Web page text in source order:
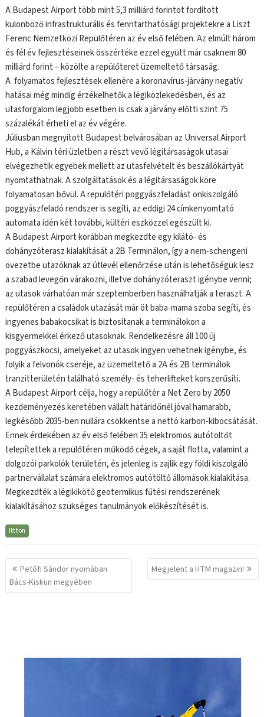
A Budapest Airport több mint 5,3 milliárd forintot fordított
különböző infrastrukturális és fenntarthatósági projektekre a Liszt
Ferenc Nemzetközi Repülőtéren az év első felében. Az elmúlt három
és fél év fejlesztéseinek összértéke ezzel együtt már csaknem 80
milliárd forint – közölte a repülőteret üzemeltető társaság.
A folyamatos fejlesztések ellenére a koronavírus-járvány negatív
hatásai még mindig érzékelhetők a légiközlekedésben, és az
utasforgalom legjobb esetben is csak a járvány előtti szint 75
százalékát érheti el az év végére.
Júliusban megnyitott Budapest belvárosában az Universal Airport
Hub, a Kálvin téri üzletben a részt vevő légitársaságok utasai
elvégezhetik egyebek mellett az utasfelvételt és beszállókártyát
nyomtathatnak. A szolgáltatások és a légitársaságok köre
folyamatosan bővül. A repülőtéri poggyászfeladást önkiszolgáló
poggyászfeladó rendszer is segíti, az eddigi 24 címkenyomtató
automata idén két további, kültéri eszközzel egészült ki.
A Budapest Airport korábban megkezdte egy kilátó- és
dohányzóterasz kialakítását a 2B Terminálon, így a nem-schengeni
övezetbe utazóknak az útlevél ellenőrzése után is lehetőségük lesz
a szabad levegőn várakozni, illetve dohányzóteraszt igénybe venni;
az utasok várhatóan már szeptemberben használhatják a teraszt. A
repülőtéren a családok utazását már öt baba-mama szoba segíti, és
ingyenes babakocsikat is biztosítanak a terminálokon a
kisgyermekkel érkező utasoknak. Rendelkezésre áll 100 új
poggyászkocsi, amelyeket az utasok ingyen vehetnek igénybe, és
folyik a felvonók cseréje, az üzemeltető a 2A és 2B terminálok
tranzitterületén található személy- és teherlifteket korszerűsíti.
A Budapest Airport célja, hogy a repülőtér a Net Zero by 2050
kezdeményezés keretében vállalt határidőnél jóval hamarabb,
legkésőbb 2035-ben nullára csökkentse a nettó karbon-kibocsátását.
Ennek érdekében az év első felében 35 elektromos autótöltőt
telepítettek a repülőtéren működő cégek, a saját flotta, valamint a
dolgozói parkolók területén, és jelenleg is zajlik egy földi kiszolgáló
partnervállalat számára elektromos autótöltő állomások kialakítása.
Megkezdték a légikikötő geotermikus fűtési rendszerének
kialakításához szükséges tanulmányok előkészítését is.
Itthon
Bejegyzés
navigáció
Petőfi Sándor nyomában
Bács-Kiskun megyében
Megjelent a HTM magazin!